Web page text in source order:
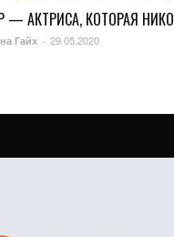
— АКТРИСА, КОТОРАЯ
Гайх - 29.05.2020